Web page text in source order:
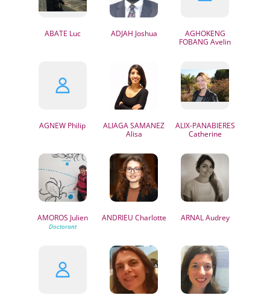
ABATE Luc ADJAH Joshua
AGHOKENG
FOBANG Avelin
AGNEW Philip
ALIAGA SAMANEZ
Alisa
ALIX-PANABIERES
Catherine
AMOROS Julien ANDRIEU Charlotte ARNALAudrey